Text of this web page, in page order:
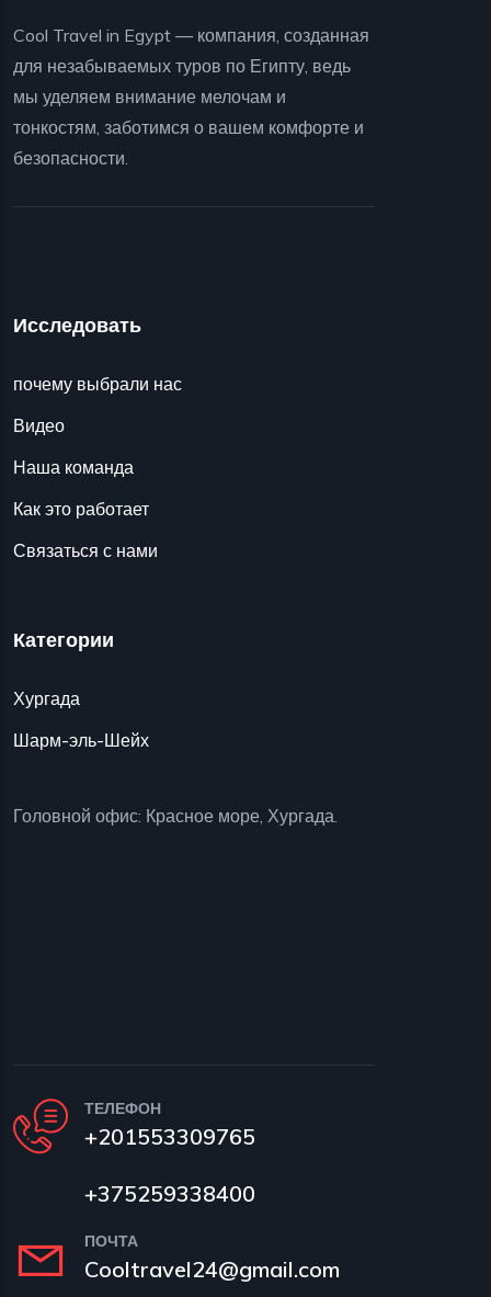
Cool Travel in Egypt — компания, созданная
для незабываемых туров по Египту, ведь
мы уделяем внимание мелочам и
тонкостям, заботимся о вашем комфорте и
безопасности.
Исследовать
почему выбрали нас
Видео
Наша команда
Как это работает
Связаться с нами
Категории
Хургада
Шарм-эль-Шейх
Головной офис: Красное море, Хургада.
ТЕЛЕФОН
+201553309765
+375259338400
ПОЧТА
Cooltravel24@gmail.com